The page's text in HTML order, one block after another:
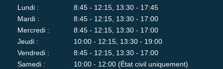
Lundi :
8:45 - 12:15, 13:30 - 17:45
Mardi :
8:45 - 12:15, 13:30 - 17:00
Mercredi :
8:45 - 12:15, 13:30 - 17:00
Jeudi :
10:00 - 12:15, 13:30 - 19:00
Vendredi :
8:45 - 12:15, 13:30 - 17:00
Samedi :
10:00 - 12:00 (État civil uniquement)